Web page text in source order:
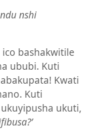
nshi
bashakwitile
ububi. Kuti
Kwati
Kuti
ukuti,